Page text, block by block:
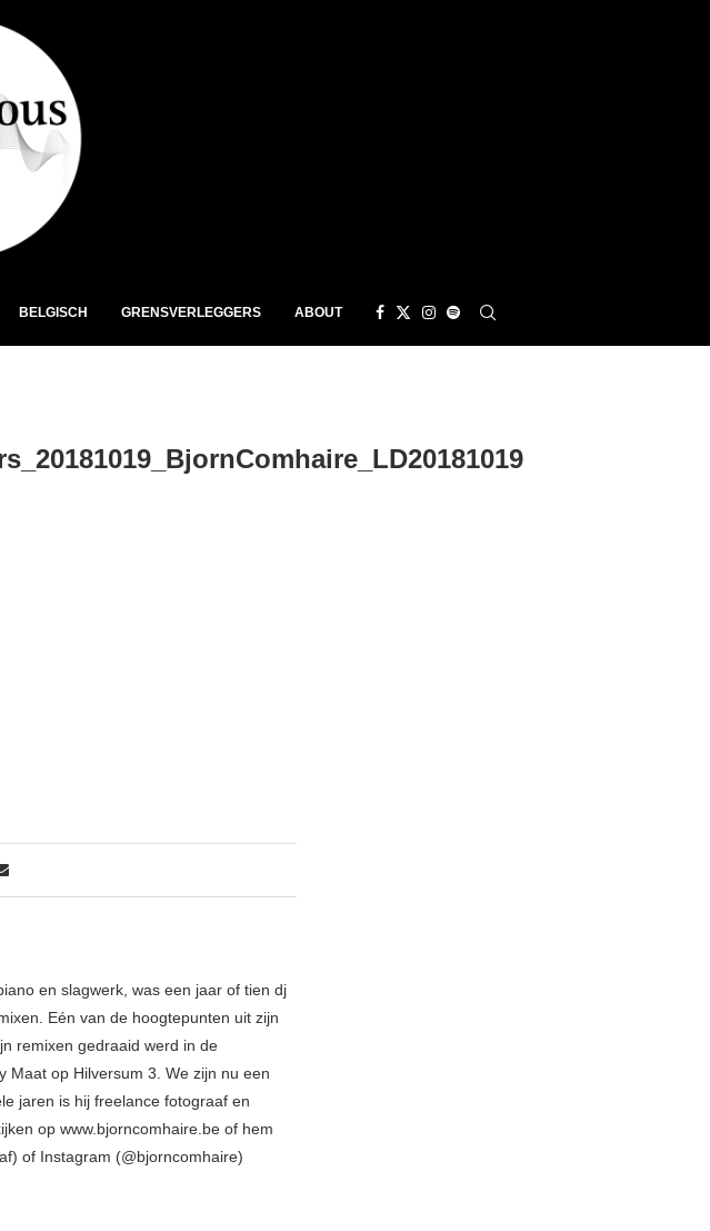
BELGISCH GRENSVERLEGGERS ABOUT
en slagwerk, was een jaar of tien dj
Eén van de hoogtepunten uit zijn
remixen gedraaid werd in de
Maat op Hilversum 3. We zijn nu een
jaren is hij freelance fotograaf en
op www.bjorncomhaire.be of hem
of Instagram (@bjorncomhaire)